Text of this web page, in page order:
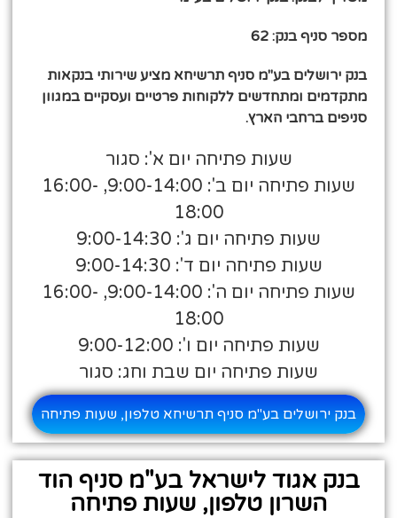
מספר סניף בנק: 62
בנק ירושלים בע"מ סניף תרשיחא מציע שירותי בנקאות
מתקדמים ומתחדשים ללקוחות פרטיים ועסקיים במגוון
סניפים ברחבי הארץ.
שעות פתיחה יום א': סגור
שעות פתיחה יום ב': 9:00-14:00, 16:00-
18:00
שעות פתיחה יום ג': 9:00-14:30
שעות פתיחה יום ד': 9:00-14:30
שעות פתיחה יום ה': 9:00-14:00, 16:00-
18:00
שעות פתיחה יום ו': 9:00-12:00
שעות פתיחה יום שבת וחג: סגור
בנק ירושלים בע"מ סניף תרשיחא טלפון, שעות פתיחה
בנק אגוד לישראל בע"מ סניף הוד
השרון טלפון, שעות פתיחה